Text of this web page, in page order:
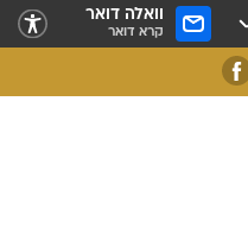
וואלה דואר
קרא דואר